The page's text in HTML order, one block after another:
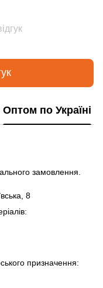
Оптом по Україні
замовлення.
8
призначення: